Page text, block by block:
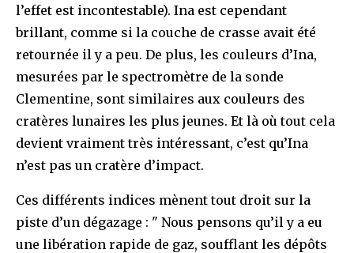
l’effet est incontestable). Ina est cependant
brillant, comme si la couche de crasse avait été
retournée il y a peu. De plus, les couleurs d’Ina,
mesurées par le spectromètre de la sonde
Clementine, sont similaires aux couleurs des
cratères lunaires les plus jeunes. Et là où tout cela
devient vraiment très intéressant, c’est qu’Ina
n’est pas un cratère d’impact.
Ces différents indices mènent tout droit sur la
piste d’un dégazage : " Nous pensons qu’il y a eu
une libération rapide de gaz, soufflant les dépôts